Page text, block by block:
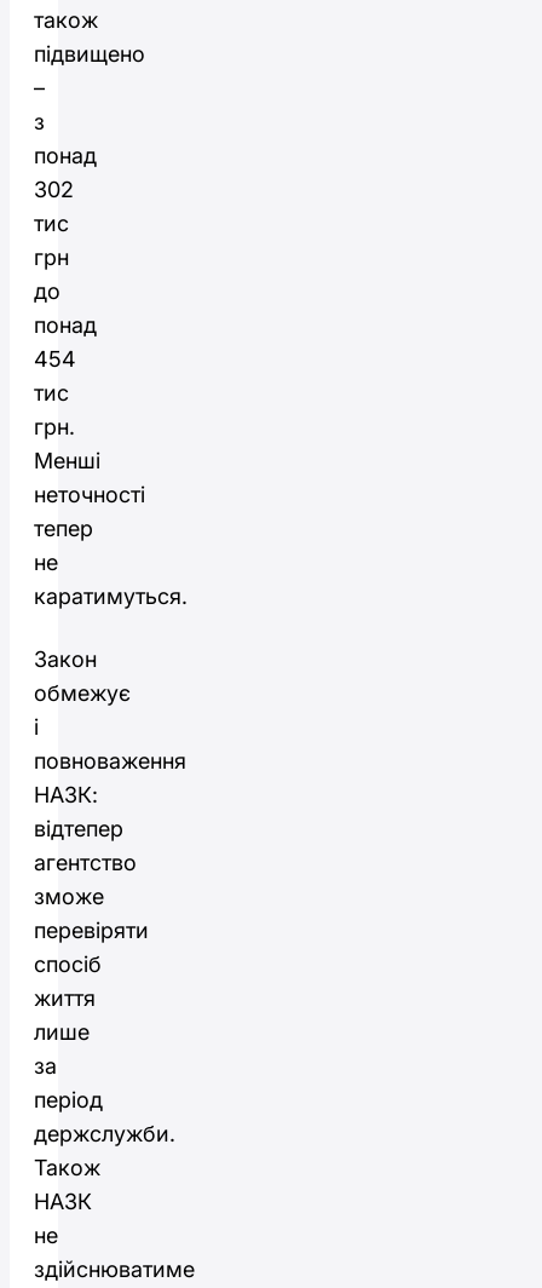
також
підвищено
–
з
понад
302
тис
грн
до
понад
454
тис
грн.
Менші
неточності
тепер
не
каратимуться.
Закон
обмежує
і
повноваження
НАЗК:
відтепер
агентство
зможе
перевіряти
спосіб
життя
лише
за
період
держслужби.
Також
НАЗК
не
здійснюватиме